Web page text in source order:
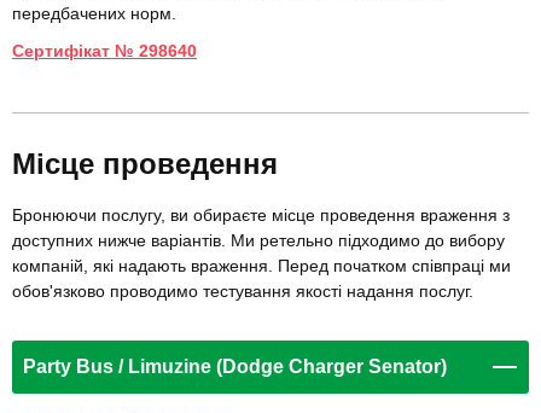
передбачених норм.
Сертифікат № 298640
Місце проведення
Бронюючи послугу, ви обираєте місце проведення враження з
доступних нижче варіантів. Ми ретельно підходимо до вибору
компаній, які надають враження. Перед початком співпраці ми
обов'язково проводимо тестування якості надання послуг.
Party Bus / Limuzine (Dodge Charger Senator)